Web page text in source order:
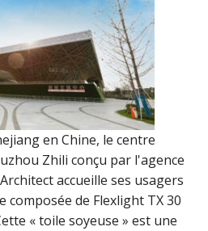
en Chine, le centre
Zhili conçu par l'agence
accueille ses usagers
de Flexlight TX 30
« toile soyeuse » est une